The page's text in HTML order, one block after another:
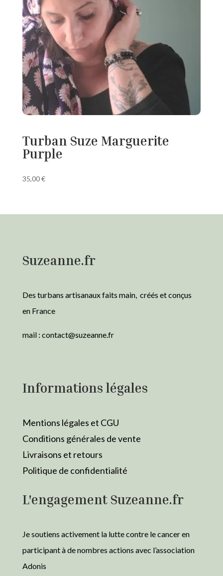
Turban Suze Marguerite
Purple
35,00€
Suzeanne.fr
Des turbans artisanaux faits main, créés et conçus
en France
mail : contact@suzeanne.fr
Informations légales
Mentions légales et CGU
Conditions générales de vente
Livraisons et retours
Politique de confidentialité
L'engagement Suzeanne.fr
Je soutiens activement la lutte contre le cancer en
participant à de nombres actions avec l’association
Adonis